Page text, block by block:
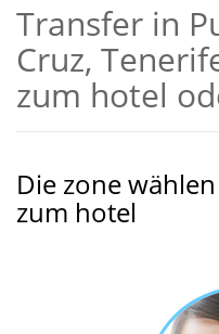
Transfer in
Cruz,
zum hotel
Die zone
zum hotel